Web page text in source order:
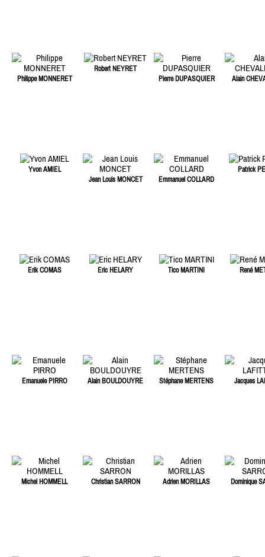
Philippe MONNERET
Robert NEYRET
Pierre DUPASQUIER
Alain
Yvon AMIEL
Jean Louis MONCET
Emmanuel COLLARD
Patrick
Erik COMAS Eric HELARY Tico MARTINI René
Emanuele PIRRO Alain BOULDOUYRE Stéphane MERTENS Jacques
Michel HOMMELL Christian SARRON Adrien MORILLAS Dominique